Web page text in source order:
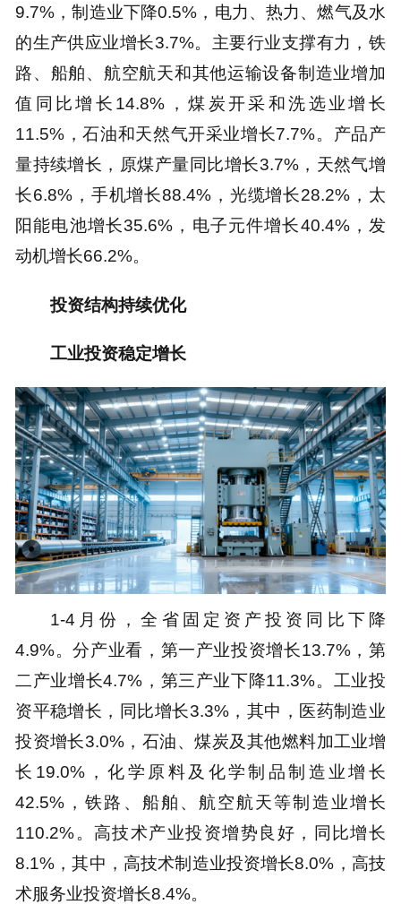
9.7%，制造业下降0.5%，电力、热力、燃气及水
的生产供应业增长3.7%。主要行业支撑有力，铁
路、船舶、航空航天和其他运输设备制造业增加
值同比增长14.8%，煤炭开采和洗选业增长
11.5%，石油和天然气开采业增长7.7%。产品产
量持续增长，原煤产量同比增长3.7%，天然气增
长6.8%，手机增长88.4%，光缆增长28.2%，太
阳能电池增长35.6%，电子元件增长40.4%，发
动机增长66.2%。
投资结构持续优化
工业投资稳定增长
1-4月份，全省固定资产投资同比下降
4.9%。分产业看，第一产业投资增长13.7%，第
二产业增长4.7%，第三产业下降11.3%。工业投
资平稳增长，同比增长3.3%，其中，医药制造业
投资增长3.0%，石油、煤炭及其他燃料加工业增
长19.0%，化学原料及化学制品制造业增长
42.5%，铁路、船舶、航空航天等制造业增长
110.2%。高技术产业投资增势良好，同比增长
8.1%，其中，高技术制造业投资增长8.0%，高技
术服务业投资增长8.4%。